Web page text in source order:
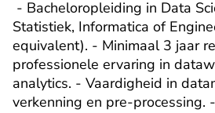
Statistiek, Informatica of
equivalent). - Minimaal 3 jaar
professionele ervaring in
analytics. - Vaardigheid in
verkenning en pre-processing.